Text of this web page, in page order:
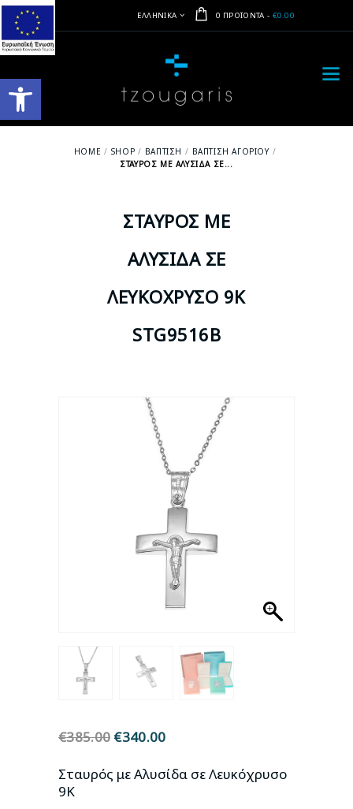
Ανοίξτε τη γραμμή εργαλείων
ΕΛΛΗΝΙΚΆ 0 ΠΡΟΪΌΝΤΑ - €0.00
HOME SHOP ΒΆΠΤΙΣΗ
ΒΆΠΤΙΣΗ ΑΓΟΡΙΟΎ
ΣΤΑΥΡΌΣ ΜΕ ΑΛΥΣΊΔΑ ΣΕ...
ΣΤΑΥΡΌΣ ΜΕ
ΑΛΥΣΊΔΑ ΣΕ
ΛΕΥΚΌΧΡΥΣΟ 9Κ
STG9516B
€385.00 Original
was:
€385.00.
€340.00
τιμή
Σταυρός με Αλυσίδα σε Λευκόχρυσο
9Κ